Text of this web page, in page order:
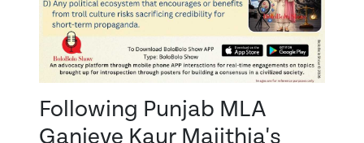
Following Punjab MLA
Ganieve Kaur Majithia's